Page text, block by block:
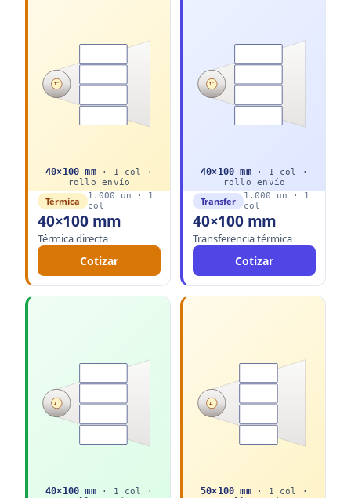
1"
40×100 mm· 1 col ·
rolloenvío
Térmica 1.000 un · 1
col
40×100 mm
Térmica directa
Cotizar
1"
40×100 mm· 1 col ·
rolloenvío
Transfer 1.000 un · 1
col
40×100 mm
Transferencia térmica
Cotizar
1"
40×100 mm· 1 col ·
1"
50×100 mm· 1 col ·